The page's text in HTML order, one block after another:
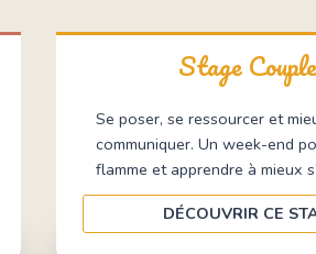
Stage
Se poser, se ressourcer et
communiquer. Un week-end
flamme et apprendre à mieux
DÉCOUVRIR CE